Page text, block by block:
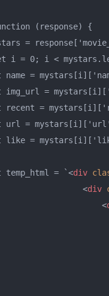
(response) {
=
i = 0; i <
name =
img_url =
recent =
url =
like =
temp_html = `
<div
<div
<